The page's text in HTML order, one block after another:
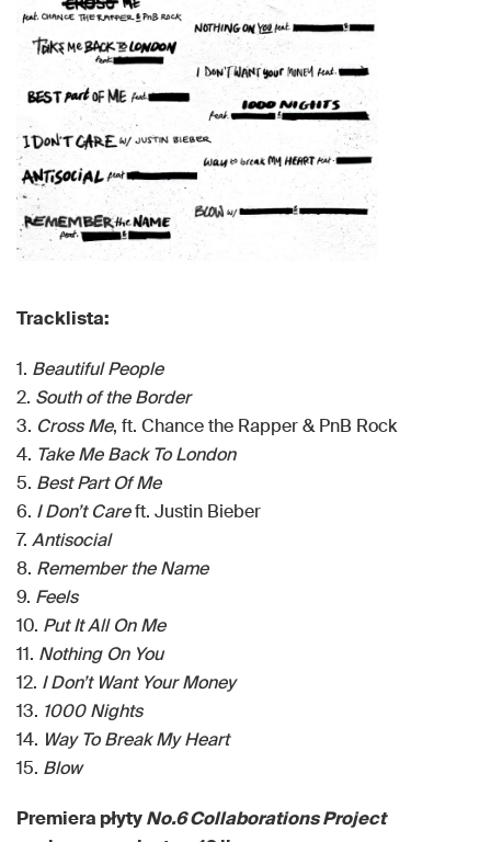
Tracklista:
1. Beautiful People
2. South of the Border
3. Cross Me, ft. Chance the Rapper & PnB Rock
4. Take Me Back To London
5. Best Part Of Me
6. I Don’t Careft. Justin Bieber
7. Antisocial
8. Remember the Name
9. Feels
10. Put It All On Me
11. Nothing On You
12. I Don’t Want Your Money
13. 1000 Nights
14. Way To Break My Heart
15. Blow
Premiera płytyNo.6 Collaborations Project